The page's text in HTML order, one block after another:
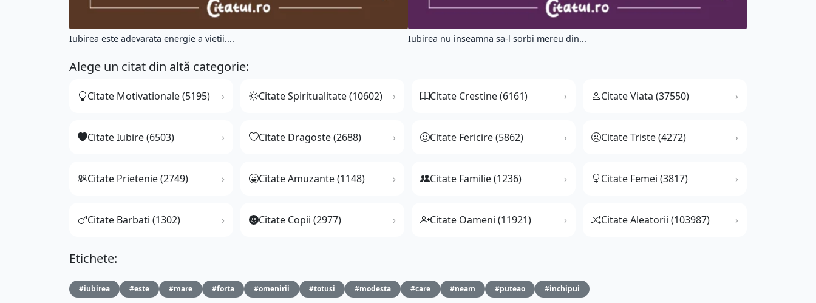
Iubirea este adevarata energie a vietii.... Iubirea nu inseamna sa-l sorbi mereu din...
Alege un citat din altă categorie:
Citate Motivationale (5195) Citate Spiritualitate (10602) Citate Crestine (6161) Citate Viata (37550)
Citate Iubire (6503) Citate Dragoste (2688) Citate Fericire (5862) Citate Triste (4272)
Citate Prietenie (2749) Citate Amuzante (1148) Citate Familie (1236) Citate Femei (3817)
Citate Barbati (1302) Citate Copii (2977) Citate Oameni (11921) Citate Aleatorii (103987)
Etichete:
#iubirea #este #mare #forta #omenirii #totusi #modesta #care #neam #puteao #inchipui